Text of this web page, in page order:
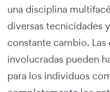
una disciplina
diversas tecnicidades
constante cambio.
involucradas pueden
para los individuos